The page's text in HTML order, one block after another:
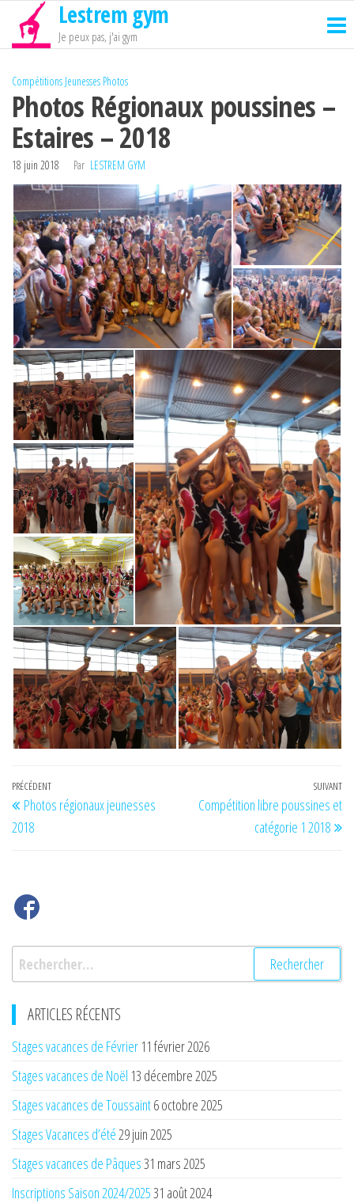
Passer
contenu
Lestrem gym
Je peux pas, j'ai gym
Compétitions Jeunesses Photos
Photos Régionaux poussines –
Estaires – 2018
18 juin 2018 Par LESTREM GYM
Navigation
de
l’article
Article
précédent
PRÉCÉDENT
Photos régionaux jeunesses
2018
SUIVANT
Compétition libre poussines et
catégorie 1 2018
Rechercher :
ARTICLES RÉCENTS
Stages vacances de Février 11 février 2026
Stages vacances de Noël 13 décembre 2025
Stages vacances de Toussaint6 octobre 2025
Stages Vacances d’été29 juin 2025
Stages vacances de Pâques31 mars 2025
Inscriptions Saison 2024/202531 août 2024